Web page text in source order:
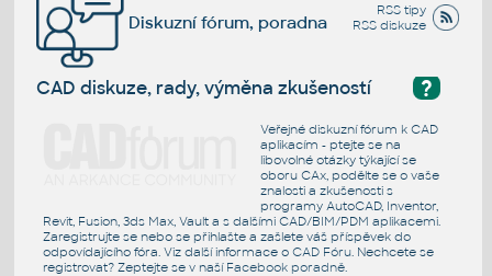
RSS tipy
RSS diskuze
Diskuzní fórum, poradna
?
CAD diskuze, rady, výměna zkušeností
Veřejné diskuzní fórum k CAD
aplikacím - ptejte se na
libovolné otázky týkající se
oboru CAx, podělte se o vaše
znalosti a zkušenosti s
programy AutoCAD, Inventor,
Revit, Fusion, 3ds Max, Vault a s dalšími CAD/BIM/PDM aplikacemi.
Zaregistrujte se nebo se přihlašte a zašlete váš příspěvek do
odpovídajícího fóra. Viz další informace o CAD Fóru. Nechcete se
registrovat? Zeptejte se v naší Facebook poradně.